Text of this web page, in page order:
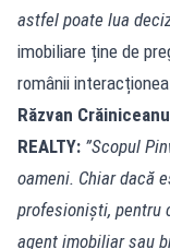
astfel poate lua
imobiliare ține de
românii
Răzvan Crăiniceanu
REALTY: ”Scopul
oameni. Chiar dacă
profesioniști, pentru
agent imobiliar sau